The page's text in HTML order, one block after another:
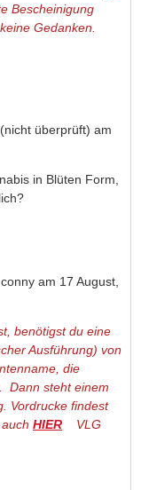
Bescheinigung
Gedanken.
überprüft) am
in Blüten Form,
conny am 17 August,
benötigst du eine
Ausführung) von
die
Dann steht einem
Vordrucke findest
HIER (link is
VLG